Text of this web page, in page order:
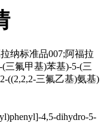
纳标准品007;阿福拉
三氟甲基)苯基)-5-(三
((2,2,2-三氟乙基)氨基)
4,5-dihydro-5-